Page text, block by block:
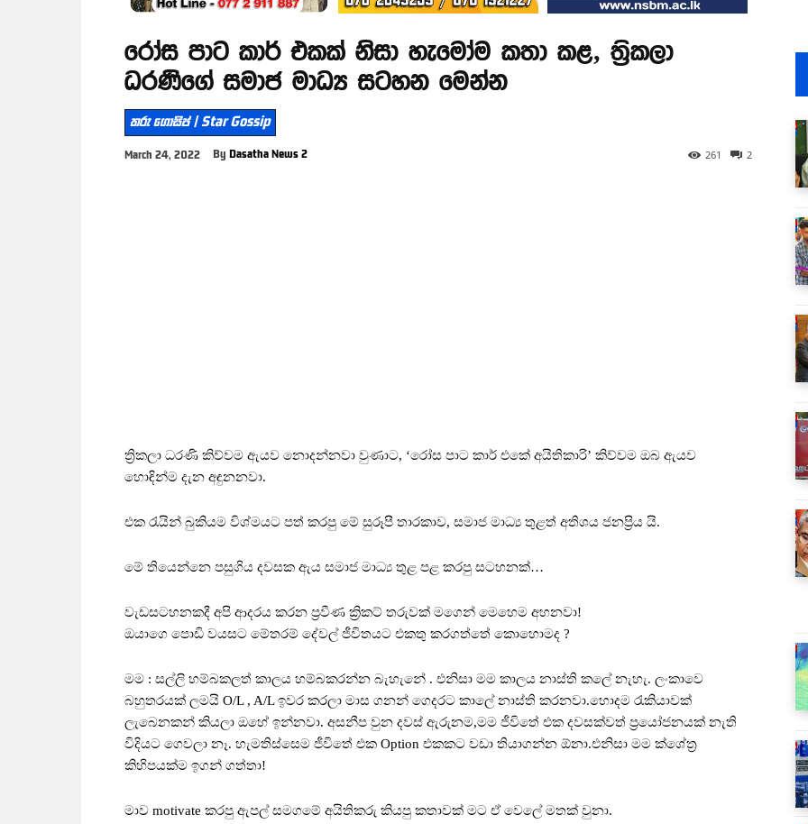
රෝස පාට කාර් එකක් නිසා හැමෝම කතා කළ, ත්‍රිකලා
ධරණිගේ සමාජ මාධ්‍ය සටහන මෙන්න
තරු ගොසිප් | Star Gossip
March 24, 2022 By Dasatha News 2 2
261
ත්‍රිකලා ධරණි කිව්වම ඇයව නොදන්නවා වුණාට, ‘රෝස පාට කාර් එකේ අයිතිකාරි’ කිව්වම ඔබ ඇයව
හොඳින්ම දැන අඳුනනවා.
එක රැයින් බුකියම විශ්මයට පත් කරපු මේ සුරූපී තාරකාව, සමාජ මාධ්‍ය තුළත් අතිශය ජනප්‍රිය යි.
මේ තියෙන්නෙ පසුගිය දවසක ඇය සමාජ මාධ්‍ය තුළ පළ කරපු සටහනක්…
වැඩසටහනකදී අපි ආදරය කරන ප්‍රවීණ ක්‍රිකට් තරුවක් මගෙන් මෙහෙම අහනවා!
ඔයාගෙ පොඩි වයසට මේතරම් දේවල් ජීවිතයට එකතු කරගත්තේ කොහොමද ?
මම : සල්ලි හම්බකලත් කාලය හම්බකරන්න බැහැනේ . එනිසා මම කාලය නාස්ති කලේ නැහැ. ලංකාවෙ
බහුතරයක් ලමයි O/L , A/L ඉවර කරලා මාස ගනන් ගෙදරට කාලේ නාස්ති කරනවා.හොදම රැකියාවක්
ලැබෙනකන් කියලා ඔහේ ඉන්නවා. අසනීප වුන දවස් ඇරුනම,මම ජීවිතේ එක දවසක්වත් ප්‍රයෝජනයක් නැති
විදියට ගෙවලා නෑ. හැමතිස්සෙම ජීවිතේ එක Option එකකට වඩා තියාගන්න ඕනා.එනිසා මම ක්ශේත්‍ර
කිහිපයක්ම ඉගන් ගත්තා!
මාව motivate කරපු ඇපල් සමගමේ අයිතිකරු කියපු කතාවක් මට ඒ වෙලේ මතක් වුනා.